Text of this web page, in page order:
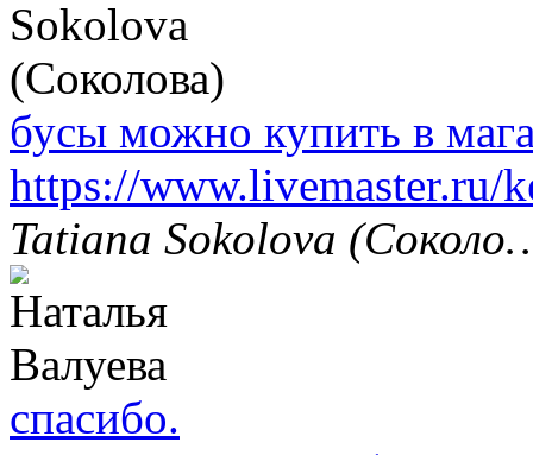
бусы можно купить в
https://www.livemaster.ru/
Tatiana Sokolova
спасибо.